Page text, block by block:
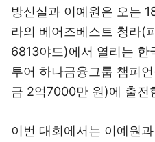
방신실과 이예원은 오는
라의 베어즈베스트 청라(
6813야드)에서 열리는 한
투어 하나금융그룹 챔피
금 2억7000만 원)에 출전
이번 대회에서는 이예원